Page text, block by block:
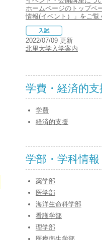
ホームページのトップペ
情報(イベント）」をご覧
2022/07/09 更新
北里大学入学案内
学費・経済的支
学費
経済的支援
学部・学科情報
薬学部
医学部
海洋生命科学部
看護学部
理学部